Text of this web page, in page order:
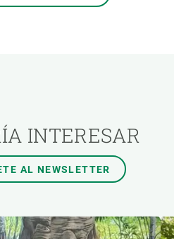
INTERESAR
AL NEWSLETTER